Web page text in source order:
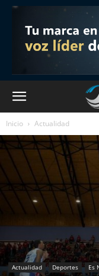
Inicio Actualidad
Actualidad Deportes Es